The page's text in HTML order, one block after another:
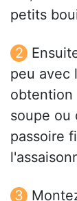
petits
peu avec
obtention
soupe ou
passoire